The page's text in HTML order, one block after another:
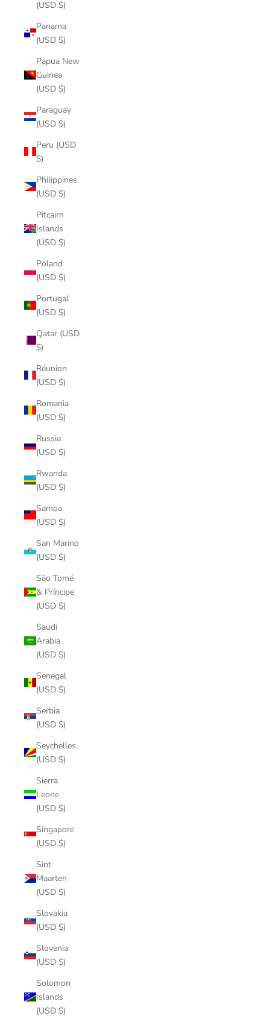
(USD $)
Panama
(USD $)
Papua New
Guinea
(USD $)
Paraguay
(USD $)
Peru (USD
$)
Philippines
(USD $)
Pitcairn
Islands
(USD $)
Poland
(USD $)
Portugal
(USD $)
Qatar (USD
$)
Réunion
(USD $)
Romania
(USD $)
Russia
(USD $)
Rwanda
(USD $)
Samoa
(USD $)
San Marino
(USD $)
São Tomé
& Príncipe
(USD $)
Saudi
Arabia
(USD $)
Senegal
(USD $)
Serbia
(USD $)
Seychelles
(USD $)
Sierra
Leone
(USD $)
Singapore
(USD $)
Sint
Maarten
(USD $)
Slovakia
(USD $)
Slovenia
(USD $)
Solomon
Islands
(USD $)